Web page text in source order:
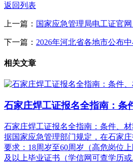
返回列表
上一篇： 国家应急管理局电工证官网
下一篇： 2026年河北省各地市公布
相关文章
石家庄焊工证报名全指南：条
石家庄焊工证报名全指南：条件、
据国家应急管理部门规定，在石家
要求：18周岁至60周岁（高危岗位
及以上毕业证书（学信网可查学历或